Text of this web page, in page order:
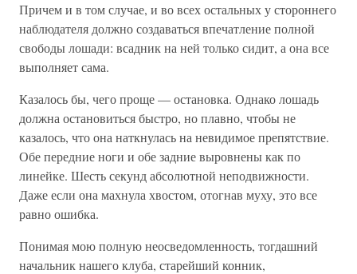
Причем и в том случае, и во всех остальных у стороннего
наблюдателя должно создаваться впечатление полной
свободы лошади: всадник на ней только сидит, а она все
выполняет сама.
Казалось бы, чего проще — остановка. Однако лошадь
должна остановиться быстро, но плавно, чтобы не
казалось, что она наткнулась на невидимое препятствие.
Обе передние ноги и обе задние выровнены как по
линейке. Шесть секунд абсолютной неподвижности.
Даже если она махнула хвостом, отогнав муху, это все
равно ошибка.
Понимая мою полную неосведомленность, тогдашний
начальник нашего клуба, старейший конник,